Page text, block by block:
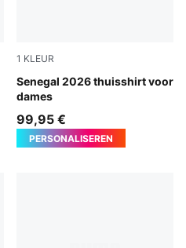
1 KLEUR
Senegal 2026 thuisshirt voor
dames
PUMA White-Wild Green
99,95 €
PERSONALISEREN